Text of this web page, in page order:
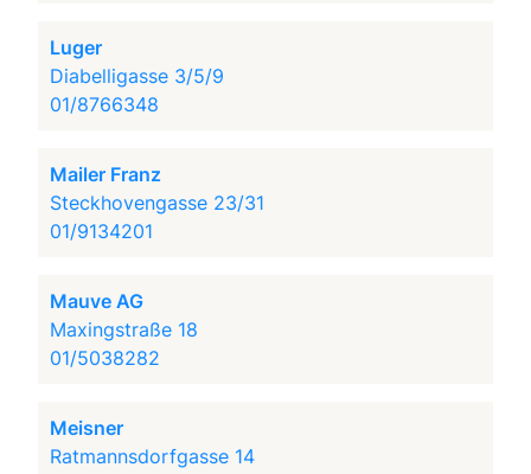
Luger
Diabelligasse 3/5/9
01/8766348
Mailer Franz
Steckhovengasse 23/31
01/9134201
Mauve AG
Maxingstraße 18
01/5038282
Meisner
Ratmannsdorfgasse 14